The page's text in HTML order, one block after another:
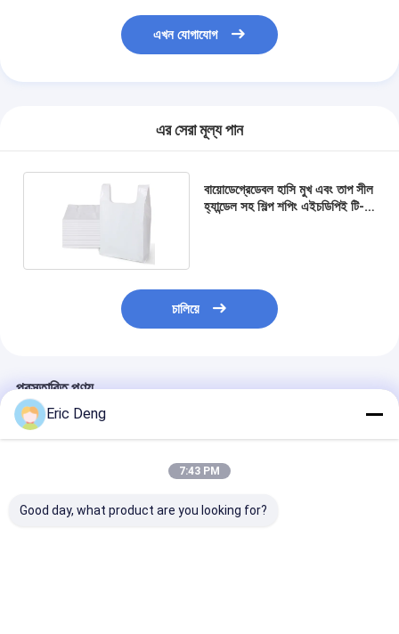
এখন যোগাযোগ
এর সেরা মূল্য পান
বায়োডেগ্রেডেবল হাসি মুখ এবং তাপ সীল
হ্যান্ডেল সহ শিল্প শপিং এইচডিপিই টি-
চালিয়ে
প্রস্তাবিত পণ্য
Eric Deng
7:43 PM
Good day, what product are you looking for?